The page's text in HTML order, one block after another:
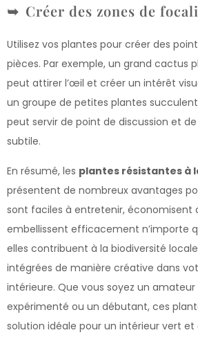
Créer des zones de
Utilisez vos plantes pour créer des
pièces. Par exemple, un grand cactus
peut attirer l’œil et créer un intérêt
un groupe de petites plantes
peut servir de point de discussion et
subtile.
En résumé, les plantes résistantes à
présentent de nombreux avantages
sont faciles à entretenir, économisent
embellissent efficacement n’importe
elles contribuent à la biodiversité
intégrées de manière créative dans
intérieure. Que vous soyez un
expérimenté ou un débutant, ces
solution idéale pour un intérieur vert et